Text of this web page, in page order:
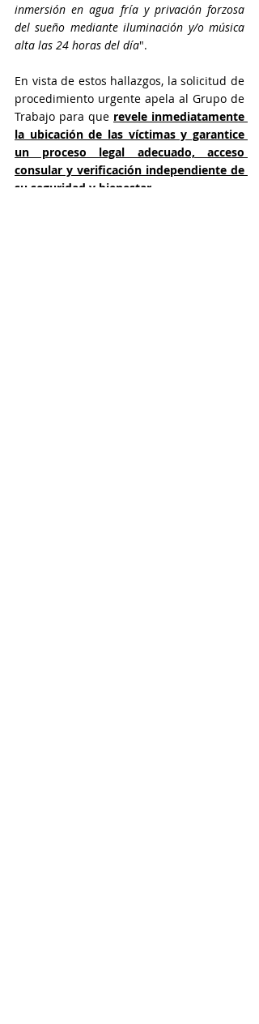
inmersión en agua fría y privación forzosa
del sueño mediante iluminación y/o música
alta las 24 horas del día".
En vista de estos hallazgos, la solicitud de
procedimiento urgente apela al Grupo de
Trabajo para que revele inmediatamente
la ubicación de las víctimas y garantice
un proceso legal adecuado, acceso
consular y verificación independiente de
su seguridad y bienestar.